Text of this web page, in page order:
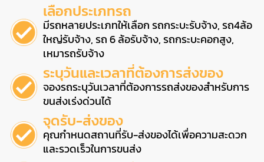
เลือกประเภทรถ
มีรถหลายประเภทให้เลือก รถกระบะรับจ้าง, รถ4ล้อ
ใหญ่รับจ้าง, รถ 6 ล้อรับจ้าง, รถกระบะคอกสูง,
เหมารถรับจ้าง
ระบุวันและเวลาที่ต้องการส่งของ
จองรถระบุวันเวลาที่ต้องการรถส่งของสำหรับการ
ขนส่งเร่งด่วนได้
จุดรับ-ส่งของ
คุณกำหนดสถานที่รับ-ส่งของได้เพื่อความสะดวก
และรวดเร็วในการขนส่ง